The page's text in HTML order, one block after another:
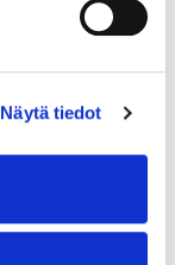
Näytä tiedot